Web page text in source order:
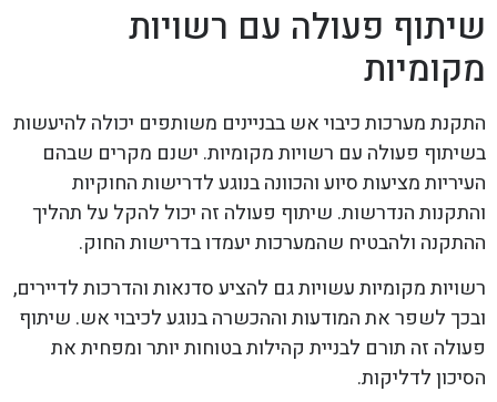
שיתוף פעולה עם רשויות
מקומיות
התקנת מערכות כיבוי אש בבניינים משותפים יכולה להיעשות
בשיתוף פעולה עם רשויות מקומיות. ישנם מקרים שבהם
העיריות מציעות סיוע והכוונה בנוגע לדרישות החוקיות
והתקנות הנדרשות. שיתוף פעולה זה יכול להקל על תהליך
ההתקנה ולהבטיח שהמערכות יעמדו בדרישות החוק.
רשויות מקומיות עשויות גם להציע סדנאות והדרכות לדיירים,
ובכך לשפר את המודעות וההכשרה בנוגע לכיבוי אש. שיתוף
פעולה זה תורם לבניית קהילות בטוחות יותר ומפחית את
הסיכון לדליקות.